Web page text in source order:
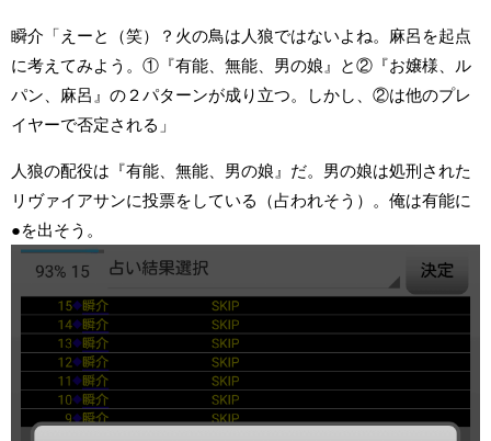
瞬介「えーと（笑）？火の鳥は人狼ではないよね。麻呂を起点
に考えてみよう。①『有能、無能、男の娘』と②『お嬢様、ル
パン、麻呂』の２パターンが成り立つ。しかし、②は他のプレ
イヤーで否定される」
人狼の配役は『有能、無能、男の娘』だ。男の娘は処刑された
リヴァイアサンに投票をしている（占われそう）。俺は有能に
●を出そう。